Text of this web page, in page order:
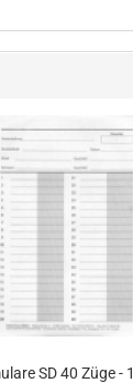
SD 40 Züge -